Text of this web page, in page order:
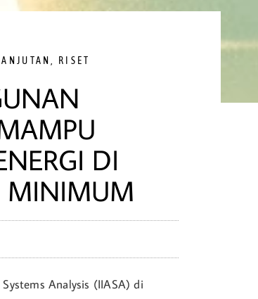
RISET
DI
MINIMUM
Analysis (IIASA) di